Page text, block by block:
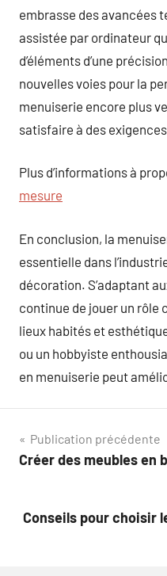
embrasse des avancées
assistée par ordinateur
d’éléments d’une
nouvelles voies pour la
menuiserie encore plus
satisfaire à des
Plus d’informations à
mesure
En conclusion, la
essentielle dans
décoration. S’adaptant
continue de jouer un rôle
lieux habités et
ou un hobbyiste
en menuiserie peut
Navigation
de
Publication précédente
Créer des meubles en
Conseils pour choisir